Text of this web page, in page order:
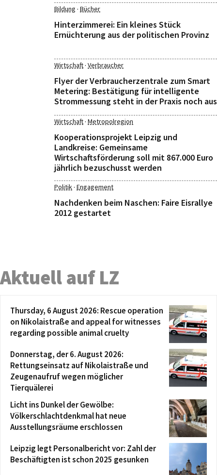
Bildung · Bücher
Hinterzimmerei: Ein kleines Stück
Ernüchterung aus der politischen Provinz
Wirtschaft· Verbraucher
Flyer der Verbraucherzentrale zum Smart
Metering: Bestätigung für intelligente
Strommessung steht in der Praxis noch aus
Wirtschaft· Metropolregion
Kooperationsprojekt Leipzig und
Landkreise: Gemeinsame
Wirtschaftsförderung soll mit 867.000 Euro
jährlich bezuschusst werden
Politik· Engagement
Nachdenken beim Naschen: Faire Eisrallye
2012 gestartet
Aktuell auf LZ
Thursday, 6 August 2026: Rescue operation
on Nikolaistraße and appeal for witnesses
regarding possible animal cruelty
Donnerstag, der 6. August 2026:
Rettungseinsatz auf Nikolaistraße und
Zeugenaufruf wegen möglicher
Tierquälerei
Licht ins Dunkel der Gewölbe:
Völkerschlachtdenkmal hat neue
Ausstellungsräume erschlossen
Leipzig legt Personalbericht vor: Zahl der
Beschäftigten ist schon 2025 gesunken